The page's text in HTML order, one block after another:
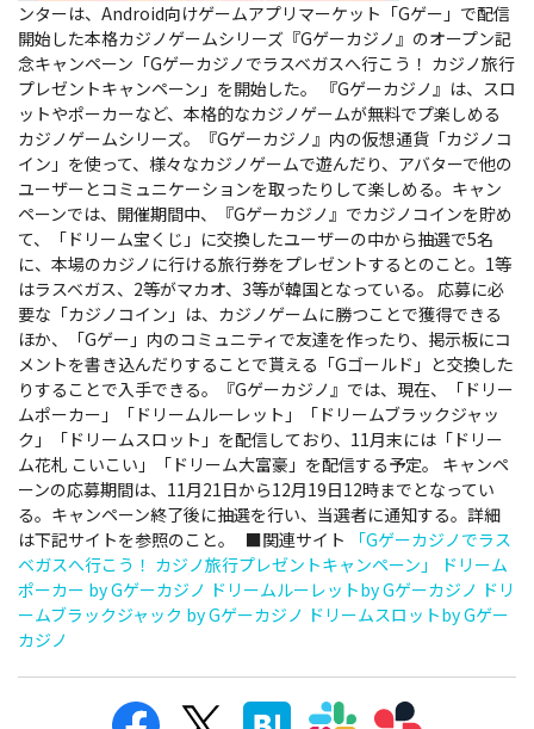
ンターは、Android向けゲームアプリマーケット「Gゲー」で配信
開始した本格カジノゲームシリーズ『Gゲーカジノ』のオープン記
念キャンペーン「Gゲーカジノでラスベガスへ行こう！ カジノ旅行
プレゼントキャンペーン」を開始した。
『Gゲーカジノ』は、スロ
ットやポーカーなど、本格的なカジノゲームが無料でプ楽しめる
カジノゲームシリーズ。『Gゲーカジノ』内の仮想通貨「カジノコ
イン」を使って、様々なカジノゲームで遊んだり、アバターで他の
ユーザーとコミュニケーションを取ったりして楽しめる。キャン
ペーンでは、開催期間中、『Gゲーカジノ』でカジノコインを貯め
て、「ドリーム宝くじ」に交換したユーザーの中から抽選で5名
に、本場のカジノに行ける旅行券をプレゼントするとのこと。1等
はラスベガス、2等がマカオ、3等が韓国となっている。 応募に必
要な「カジノコイン」は、カジノゲームに勝つことで獲得できる
ほか、「Gゲー」内のコミュニティで友達を作ったり、掲示板にコ
メントを書き込んだりすることで貰える「Gゴールド」と交換した
りすることで入手できる。『Gゲーカジノ』では、現在、「ドリー
ムポーカー」「ドリームルーレット」「ドリームブラックジャッ
ク」「ドリームスロット」を配信しており、11月末には「ドリー
ム花札 こいこい」「ドリーム大富豪」を配信する予定。 キャンペ
ーンの応募期間は、11月21日から12月19日12時までとなってい
る。キャンペーン終了後に抽選を行い、当選者に通知する。詳細
は下記サイトを参照のこと。 ■関連サイト
「Gゲーカジノでラス
ベガスへ行こう！ カジノ旅行プレゼントキャンペーン」
ドリーム
ポーカー by Gゲーカジノ ドリームルーレットby Gゲーカジノ ドリ
ームブラックジャック by Gゲーカジノ ドリームスロットby Gゲー
カジノ